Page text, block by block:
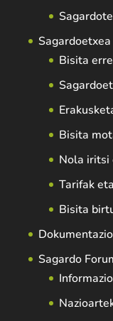
Sagardoetxea
Bisita
Bisita
Nola iritsi
Tarifak
Bisita
Sagardo